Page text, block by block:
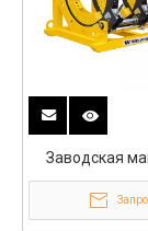
Заводская
стыковой
водопровода